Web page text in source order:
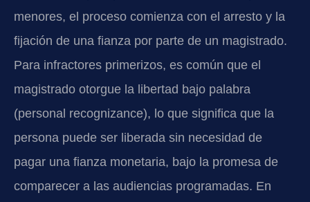
menores, el proceso comienza con el arresto y la
fijación de una fianza por parte de un magistrado.
Para infractores primerizos, es común que el
magistrado otorgue la libertad bajo palabra
(personal recognizance), lo que significa que la
persona puede ser liberada sin necesidad de
pagar una fianza monetaria, bajo la promesa de
comparecer a las audiencias programadas. En